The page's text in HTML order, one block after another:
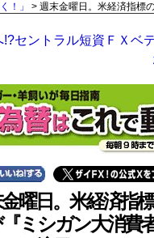
！」 > 週末金曜日。米経済指標
セントラル短資ＦＸ
曜日。米経済指
ミシガン大消費